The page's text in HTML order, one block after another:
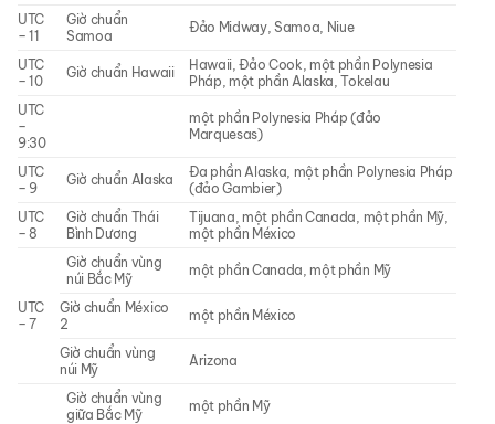
UTC
– 11
Giờ chuẩn
Samoa
Đảo Midway, Samoa, Niue
UTC
– 10
Giờ chuẩn Hawaii
Hawaii, Đảo Cook, một phần Polynesia
Pháp, một phần Alaska, Tokelau
UTC
–
9:30
một phần Polynesia Pháp (đảo
Marquesas)
UTC
– 9
Giờ chuẩn Alaska
Đa phần Alaska, một phần Polynesia Pháp
(đảo Gambier)
UTC
– 8
Giờ chuẩn Thái
Bình Dương
Tijuana, một phần Canada, một phần Mỹ,
một phần México
UTC
– 7
Giờ chuẩn vùng
núi Bắc Mỹ
một phần Canada, một phần Mỹ
Giờ chuẩn México
2
một phần México
Giờ chuẩn vùng
núi Mỹ
Arizona
Giờ chuẩn vùng
giữa Bắc Mỹ
một phần Mỹ